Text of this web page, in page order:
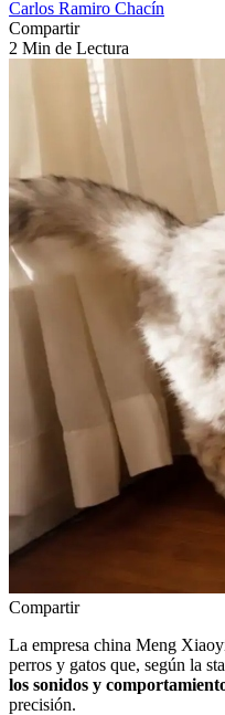
Carlos Ramiro Chacín
Compartir
2 Min de Lectura
Compartir
La empresa china Meng
perros y gatos que, según la
los sonidos y
precisión.